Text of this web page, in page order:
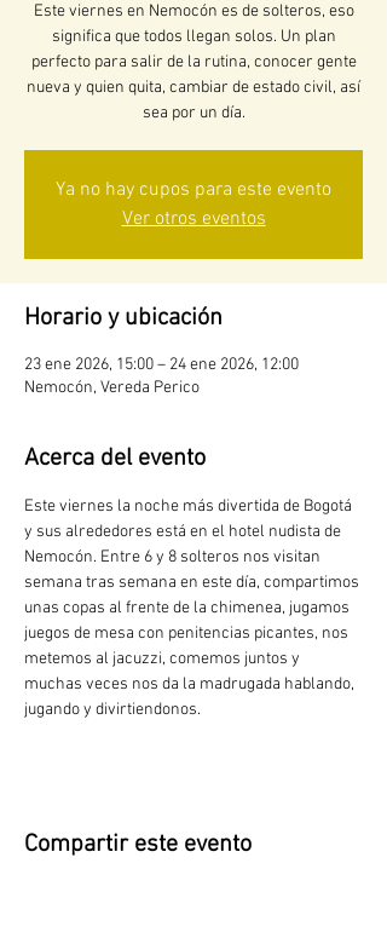
Este viernes en Nemocón es de solteros, eso
significa que todos llegan solos. Un plan
perfecto para salir de la rutina, conocer gente
nueva y quien quita, cambiar de estado civil, así
sea por un día.
Ya no hay cupos para este evento
Ver otros eventos
Horario y ubicación
23 ene 2026, 15:00 – 24 ene 2026, 12:00
Nemocón, Vereda Perico
Acerca del evento
Este viernes la noche más divertida de Bogotá
y sus alrededores está en el hotel nudista de
Nemocón. Entre 6 y 8 solteros nos visitan
semana tras semana en este día, compartimos
unas copas al frente de la chimenea, jugamos
juegos de mesa con penitencias picantes, nos
metemos al jacuzzi, comemos juntos y
muchas veces nos da la madrugada hablando,
jugando y divirtiendonos.
Compartir este evento